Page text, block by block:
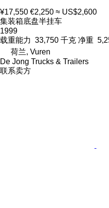
¥17,550 €2,250 ≈ US$2,600
集装箱底盘半挂车
1999
载重能力 33,750 千克 净重
荷兰, Vuren
De Jong Trucks & Trailers
联系卖方